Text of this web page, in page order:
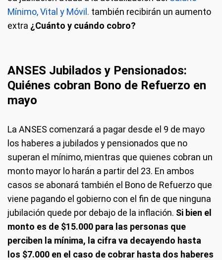
Mínimo, Vital y Móvil. también recibirán un aumento
extra ¿Cuánto y cuándo cobro?
ANSES Jubilados y Pensionados:
Quiénes cobran Bono de Refuerzo en
mayo
La ANSES comenzará a pagar desde el 9 de mayo
los haberes a jubilados y pensionados que no
superan el mínimo, mientras que quienes cobran un
monto mayor lo harán a partir del 23. En ambos
casos se abonará también el Bono de Refuerzo que
viene pagando el gobierno con el fin de que ninguna
jubilación quede por debajo de la inflación. Si bien el
monto es de $15.000 para las personas que
perciben la mínima, la cifra va decayendo hasta
los $7.000 en el caso de cobrar hasta dos haberes